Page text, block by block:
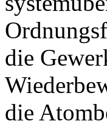
die
die